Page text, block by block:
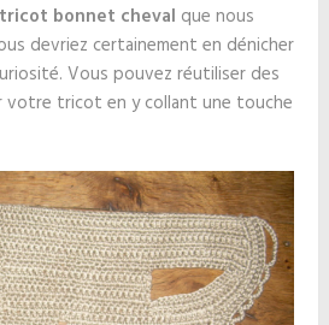
bonnet cheval que nous
devriez certainement en dénicher
Vous pouvez réutiliser des
votre tricot en y collant une touche